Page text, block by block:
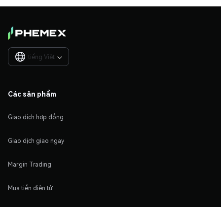
tiếng Việt 
Các sản phẩm
Giao dịch hợp đồng
Giao dịch giao ngay
Margin Trading
Mua tiền điện tử